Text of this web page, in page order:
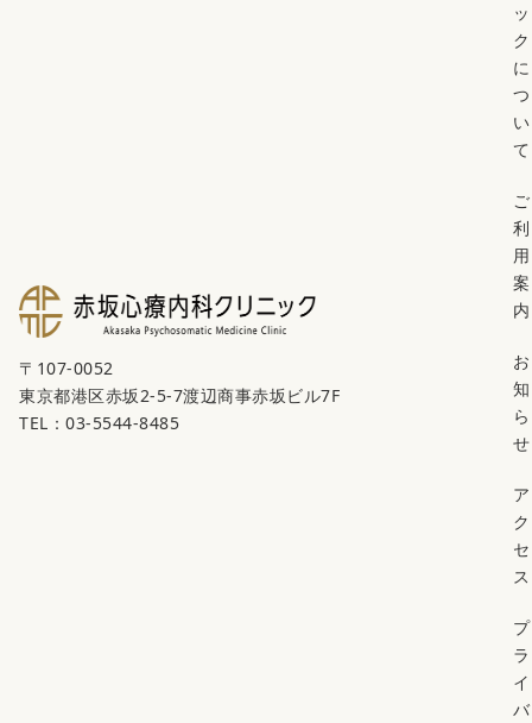
〒107-0052
東京都港区赤坂2-5-7渡辺商事赤坂ビル7F
TEL：03-5544-8485
ッ
ク
に
つ
い
て
ご
利
用
案
内
お
知
ら
せ
ア
ク
セ
ス
プ
ラ
イ
バ